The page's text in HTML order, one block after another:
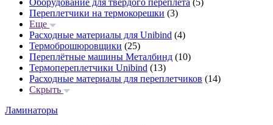
Оборудование для твердого переплета (5)
Переплетчики на термокорешки (3)
Еще
Расходные материалы для Unibind (4)
Термоброшюровщики (25)
Переплётные машины Металбинд (10)
Термопереплетчики Unibind (13)
Расходные материалы для переплетчиков (14)
Скрыть
Ламинаторы